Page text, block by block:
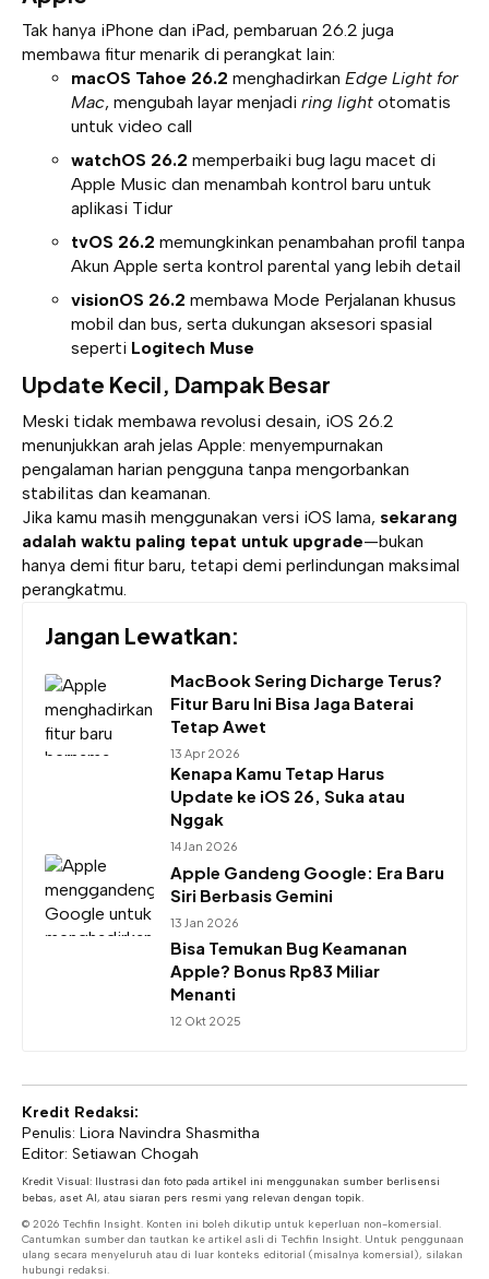
Tak hanya iPhone dan iPad, pembaruan 26.2 juga
membawa fitur menarik di perangkat lain:
macOS Tahoe 26.2 menghadirkan Edge Light for
Mac, mengubah layar menjadi ring light otomatis
untuk video call
watchOS 26.2 memperbaiki bug lagu macet di
Apple Music dan menambah kontrol baru untuk
aplikasi Tidur
tvOS 26.2 memungkinkan penambahan profil tanpa
Akun Apple serta kontrol parental yang lebih detail
visionOS 26.2 membawa Mode Perjalanan khusus
mobil dan bus, serta dukungan aksesori spasial
seperti Logitech Muse
Update Kecil, Dampak Besar
Meski tidak membawa revolusi desain, iOS 26.2
menunjukkan arah jelas Apple: menyempurnakan
pengalaman harian pengguna tanpa mengorbankan
stabilitas dan keamanan.
Jika kamu masih menggunakan versi iOS lama, sekarang
adalah waktu paling tepat untuk upgrade—bukan
hanya demi fitur baru, tetapi demi perlindungan maksimal
perangkatmu.
Jangan Lewatkan:
MacBook Sering Dicharge Terus?
Fitur Baru Ini Bisa Jaga Baterai
Tetap Awet
13 Apr 2026
Kenapa Kamu Tetap Harus
Update ke iOS 26, Suka atau
Nggak
14 Jan 2026
Apple Gandeng Google: Era Baru
Siri Berbasis Gemini
13 Jan 2026
Bisa Temukan Bug Keamanan
Apple? Bonus Rp83 Miliar
Menanti
12 Okt 2025
Kredit Redaksi:
Penulis: Liora Navindra Shasmitha
Editor: Setiawan Chogah
Kredit Visual: Ilustrasi dan foto pada artikel ini menggunakan sumber berlisensi
bebas, aset AI, atau siaran pers resmi yang relevan dengan topik.
© 2026 Techfin Insight. Konten ini boleh dikutip untuk keperluan non-komersial.
Cantumkan sumber dan tautkan ke artikel asli di Techfin Insight. Untuk penggunaan
ulang secara menyeluruh atau di luar konteks editorial (misalnya komersial), silakan
hubungi redaksi.